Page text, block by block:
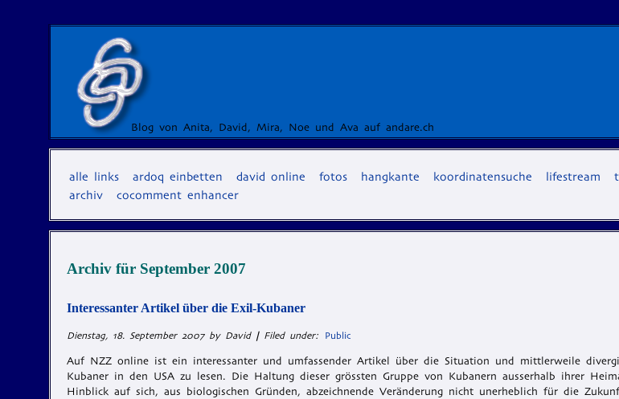
Blog von Anita, David, Mira, Noe und Ava auf andare.ch
alle links ardoq einbetten david online fotos hangkante koordinatensuche lifestream
archiv
cocomment enhancer
Archiv für September 2007
Interessanter Artikel über die Exil-Kubaner
Dienstag, 18. September 2007 by David |Filed under: Public
Auf NZZ online ist ein interessanter und umfassender Artikel über die Situation und mittlerweile
Kubaner in den USA zu lesen. Die Haltung dieser grössten Gruppe von Kubanern ausserhalb ihrer
Hinblick auf sich, aus biologischen Gründen, abzeichnende Veränderung nicht unerheblich für die